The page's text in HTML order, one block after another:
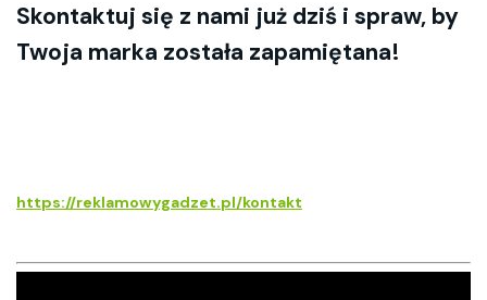
Skontaktuj się z nami już dziś i spraw, by
Twoja marka została zapamiętana!
https://reklamowygadzet.pl/kontakt